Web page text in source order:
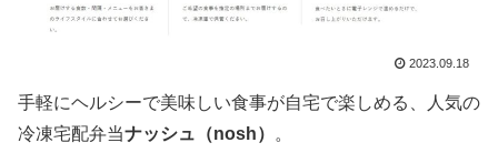
2023.09.18
手軽にヘルシーで美味しい食事が自宅で楽しめる、人気の
冷凍宅配弁当ナッシュ（nosh） 。